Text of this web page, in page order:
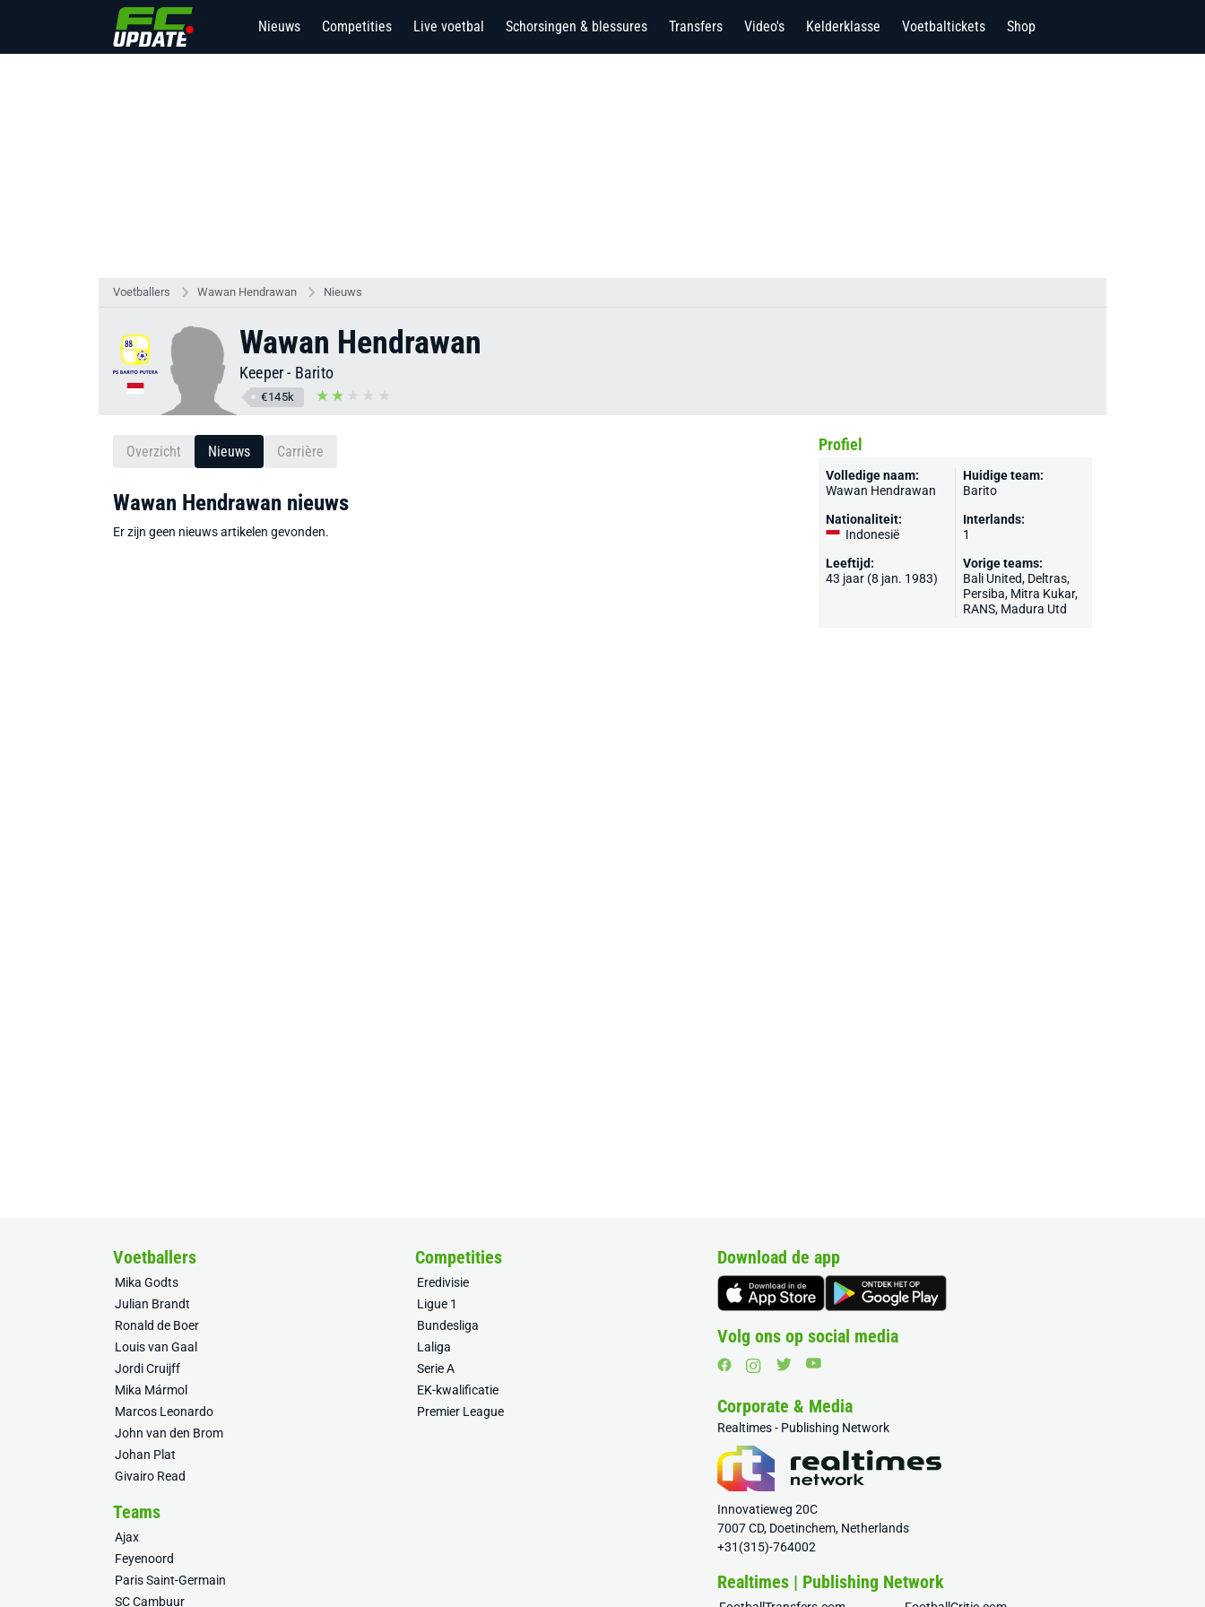
Nieuws Competities Live voetbal Schorsingen & blessures Transfers Video's Kelderklasse Voetbaltickets Shop
Voetballers Wawan Hendrawan Nieuws
Wawan Hendrawan
Keeper- Barito
€145k
Overzicht Nieuws Carrière
Wawan Hendrawan nieuws
Er zijn geen nieuws artikelen gevonden.
Profiel
Volledige naam:
Wawan Hendrawan
Nationaliteit:
Indonesië
Leeftijd:
43 jaar (8 jan. 1983)
Huidige team:
Barito
Interlands:
1
Vorige teams:
Bali United, Deltras,
Persiba, Mitra Kukar,
RANS, Madura Utd
Voetballers
Mika Godts
Julian Brandt
Ronald de Boer
Louis van Gaal
Jordi Cruijff
Mika Mármol
Marcos Leonardo
John van den Brom
Johan Plat
Givairo Read
Competities
Eredivisie
Ligue 1
Bundesliga
Laliga
Serie A
EK-kwalificatie
Premier League
Teams
Ajax
Feyenoord
Paris Saint-Germain
SC Cambuur
Download de app
Volg ons op social media
Corporate & Media
Realtimes - Publishing Network
Innovatieweg 20C
7007 CD, Doetinchem, Netherlands
+31(315)-764002
Realtimes | Publishing Network